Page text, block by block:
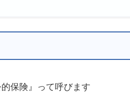
保険』って呼びます